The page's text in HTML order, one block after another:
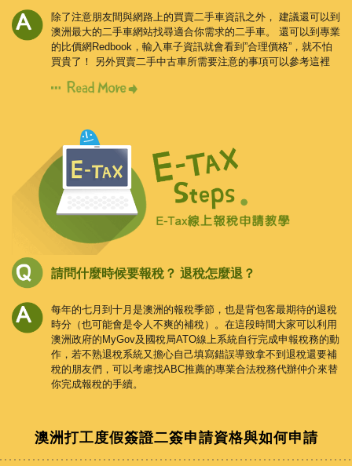
除了注意朋友間與網路上的買賣二手車資訊之外， 建議還可以到
澳洲最大的二手車網站找尋適合你需求的二手車。
還可以到專業
的比價網Redbook，輸入車子資訊就會看到”合理價格”，就不怕
買貴了！
另外買賣二手中古車所需要注意的事項可以參考這裡
請問什麼時候要報稅？ 退稅怎麼退？
每年的七月到十月是澳洲的報稅季節，也是背包客最期待的退稅
時分（也可能會是令人不爽的補稅）。在這段時間大家可以利用
澳洲政府的MyGov及國稅局ATO線上系統自行完成申報稅務的動
作，若不熟退稅系統又擔心自己填寫錯誤導致拿不到退稅還要補
稅的朋友們，可以考慮找ABC推薦的專業合法稅務代辦仲介來替
你完成報稅的手續。
澳洲打工度假簽證二簽申請資格與如何申請